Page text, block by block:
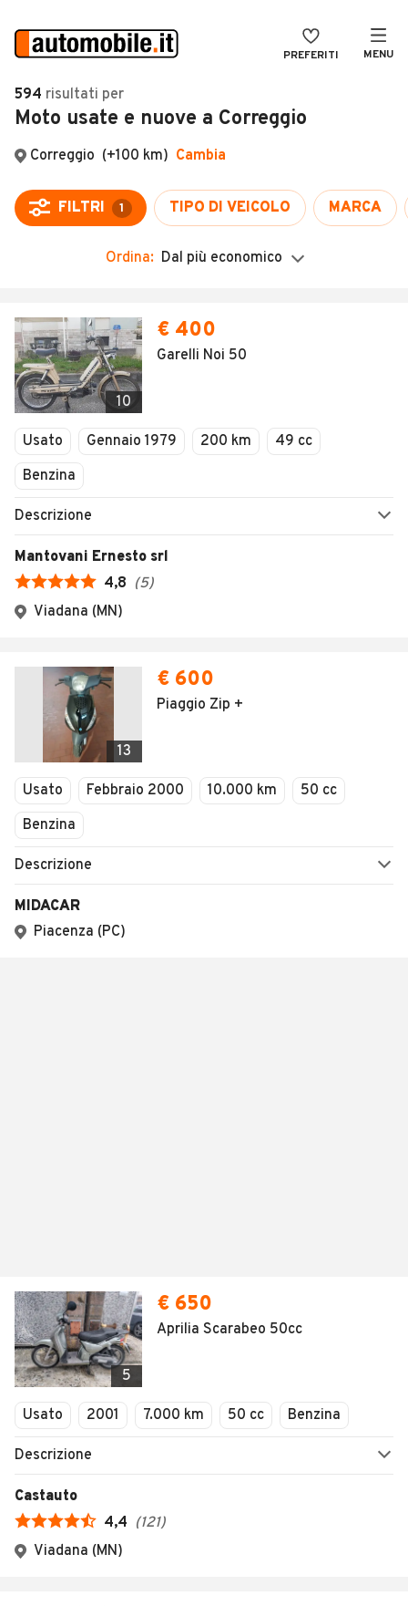
PREFERITI MENU
Auto
Auto usate
Auto Km 0
Auto Nuove
Noleggio a lungo termine
Moto
Camper
Veicoli Commerciali
Concessionari
VENDI
MAGAZINE
ACCEDI
594 risultati per
Moto usate e nuove a Correggio
Ordina: Dal più economico
10
€ 400
Garelli Noi 50
Usato Gennaio 1979 200 km
49 cc
Benzina
Descrizione
Mantovani Ernesto srl
4,8 (5)
Viadana (MN)
13
€ 600
Piaggio Zip +
Usato Febbraio 2000 10.000 km
50 cc
Benzina
Descrizione
MIDACAR
Piacenza (PC)
5
€ 650
Aprilia Scarabeo 50cc
Usato 2001 7.000 km 50 cc Benzina
Descrizione
Castauto
4,4 (121)
Viadana (MN)